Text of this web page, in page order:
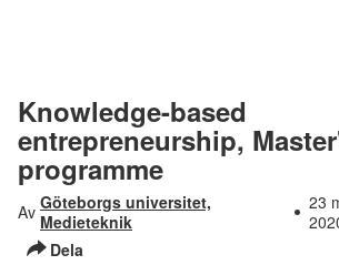
Knowledge-based
entrepreneurship,
programme
Av Göteborgs universitet,
Medieteknik
23
Dela